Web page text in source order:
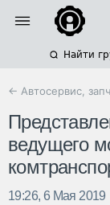
Найти
← Автосервис,
ведущего
19:26, 6 Мая 2019